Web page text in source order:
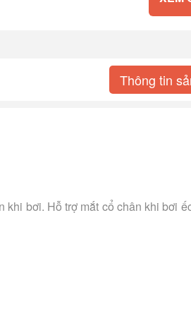
Thông tin
khi bơi. Hỗ trợ mắt cổ chân khi bơi